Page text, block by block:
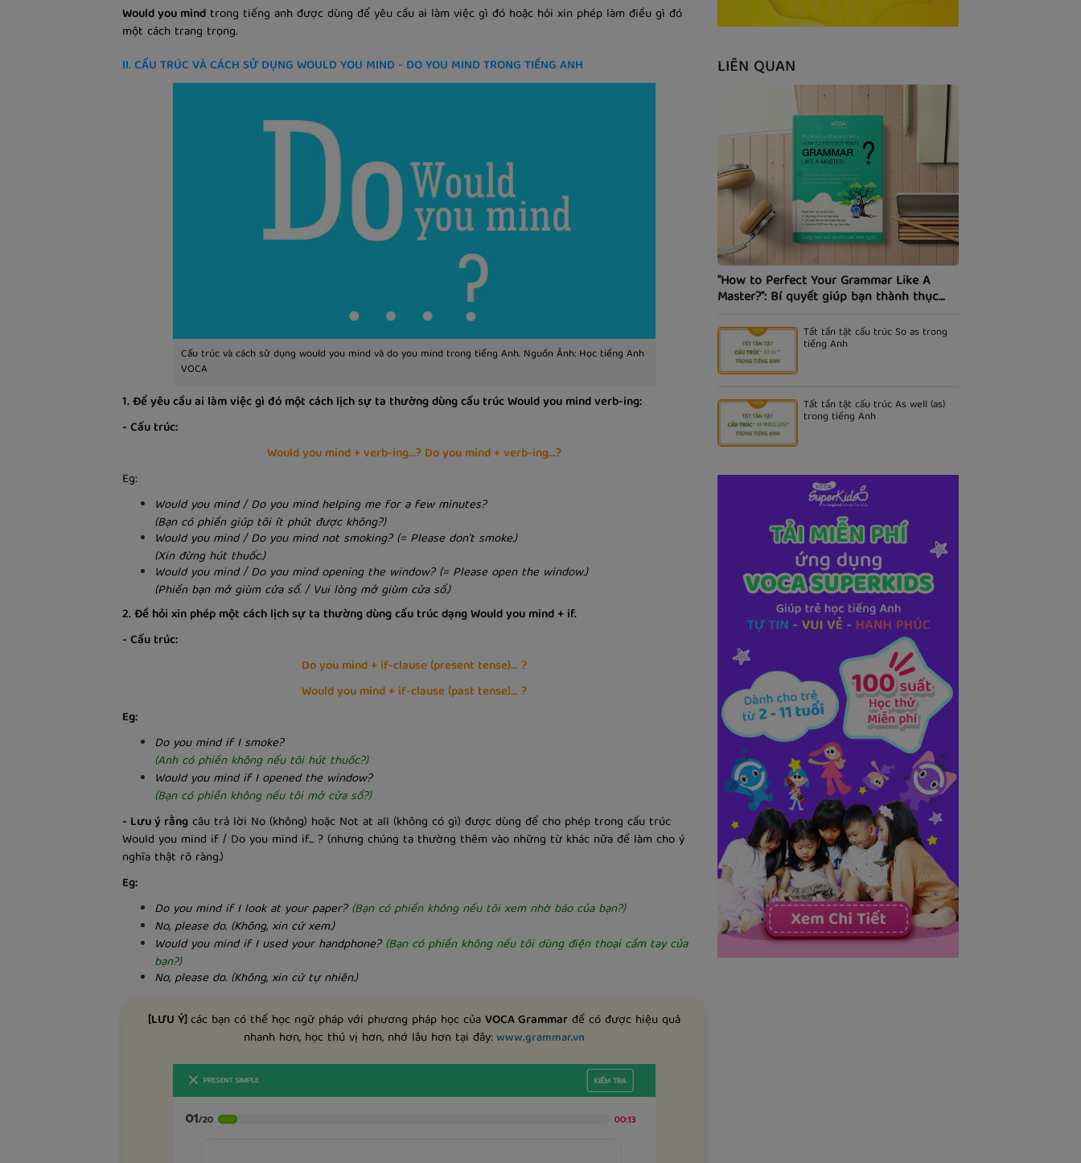
Would you mind trong tiếng anh được dùng để yêu cầu ai làm việc gì đó hoặc hỏi xin phép làm điều gì đó
một cách trang trọng.
II. CẤU TRÚC VÀ CÁCH SỬ DỤNG WOULD YOU MIND - DO YOU MIND TRONG TIẾNG ANH
Cấu trúc và cách sử dụng would you mind và do you mind trong tiếng Anh. Nguồn Ảnh: Học tiếng Anh
VOCA
1. Để yêu cầu ai làm việc gì đó một cách lịch sự ta thường dùng cấu trúc Would you mind verb-ing:
- Cấu trúc:
Would you mind + verb-ing...? Do you mind + verb-ing...?
Eg:
Would you mind / Do you mind helping me for a few minutes?
(Bạn có phiền giúp tôi ít phút được không?)
Would you mind / Do you mind not smoking? (= Please don't smoke.)
(Xin đừng hút thuốc.)
Would you mind / Do you mind opening the window? (= Please open the window.)
(Phiền bạn mở giùm cửa sổ. / Vui lòng mở giùm cửa sổ.)
2. Đề hỏi xin phép một cách lịch sự ta thường dùng cấu trúc dạng Would you mind + if.
- Cấu trúc:
Do you mind + if-clause (present tense)... ?
Would you mind + if-clause (past tense)... ?
Eg:
Do you mind if I smoke?
(Anh có phiền không nếu tôi hút thuốc?)
Would you mind if I opened the window?
(Bạn có phiền không nếu tôi mở cửa sổ?)
- Lưu ý rằngcâu trả lời No (không) hoặc Not at all (không có gì) được dùng để cho phép trong cấu trúc
Would you mind if / Do you mind if... ? (nhưng chúng ta thường thêm vào những từ khác nữa để làm cho ý
nghĩa thật rõ ràng.)
Eg:
Do you mind if I look at your paper?(Bạn có phiền không nếu tôi xem nhờ báo của bạn?)
No, please do. (Không, xin cứ xem.)
Would you mind if I used your handphone?(Bạn có phiền không nếu tôi dùng điện thoại cầm tay của
bạn?)
No, please do. (Không, xin cứ tự nhiên.)
[LƯU Ý]các bạn có thể học ngữ pháp với phương pháp học củaVOCA Grammarđể có được hiệu quả
nhanh hơn, học thú vị hơn, nhớ lâu hơn tại đây: www.grammar.vn
LIÊN QUAN
"How to Perfect Your Grammar Like A
Master?": Bí quyết giúp bạn thành thục
Tất tần tật cấu trúc So as trong
tiếng Anh
Tất tần tật cấu trúc As well (as)
trong tiếng Anh